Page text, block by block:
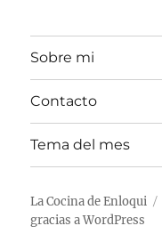
Sobre mi
Contacto
Tema del mes
La Cocina de Enloqui
gracias a WordPress